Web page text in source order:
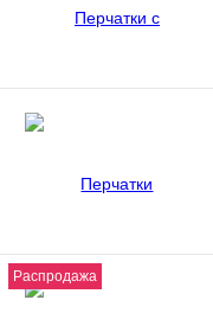
Распродажа